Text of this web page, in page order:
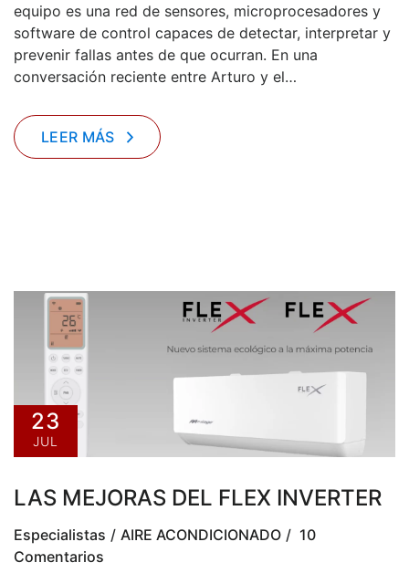
equipo es una red de sensores, microprocesadores y
software de control capaces de detectar, interpretar y
prevenir fallas antes de que ocurran. En una
conversación reciente entre Arturo y el…
LEER MÁS
23
JUL
LAS MEJORAS DEL FLEX INVERTER
Especialistas AIRE ACONDICIONADO
10
Comentarios